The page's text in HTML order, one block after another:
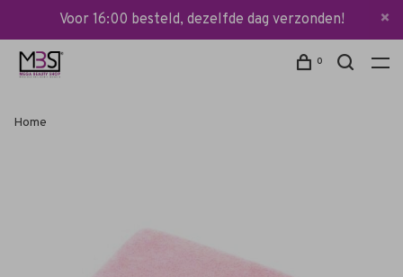
Voor 16:00 besteld, dezelfde dag verzonden!
0
Home